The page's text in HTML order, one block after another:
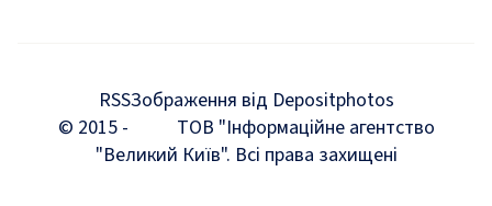
Мегаполіс
Київщина
RSSЗображення від Depositphotos
© 2015 -
ТОВ "Інформаційне агентство
"Великий Київ". Всі права захищені